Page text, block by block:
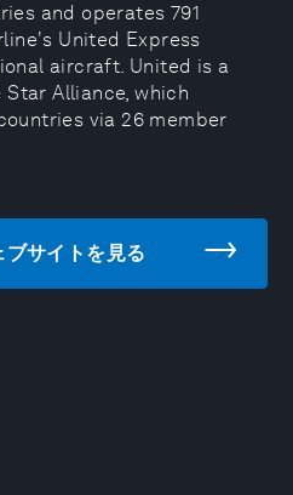
and operates 791
United Express
aircraft. United is a
Alliance, which
via 26 member
サイトを見る